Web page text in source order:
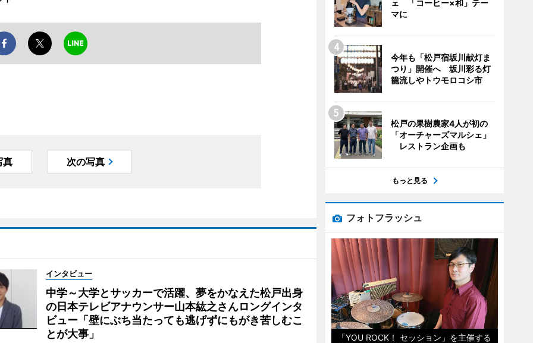
真 次の写真
インタビュー
中学～大学とサッカーで活躍、夢をかなえた松戸出身
の日本テレビアナウンサー山本紘之さんロングインタ
ビュー「壁にぶち当たっても逃げずにもがき苦しむこ
とが大事」
ェ 「コーヒー×和」テー
マに
今年も「松戸宿坂川献灯ま
つり」開催へ 坂川彩る灯
籠流しやトウモロコシ市
松戸の果樹農家4人が初の
「オーチャーズマルシェ」
レストラン企画も
もっと見る
フォトフラッシュ
「YOU ROCK！ セッション」を主催する